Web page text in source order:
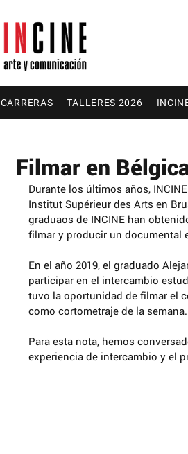
CARRERAS TALLERES 2026
Filmar en
Durante los últimos años,
Institut Supérieur des Arts en
graduaos de INCINE han
filmar y producir un documental
En el año 2019, el graduado
participar en el intercambio
tuvo la oportunidad de filmar el
como cortometraje de la semana.
Para esta nota, hemos
experiencia de intercambio y el